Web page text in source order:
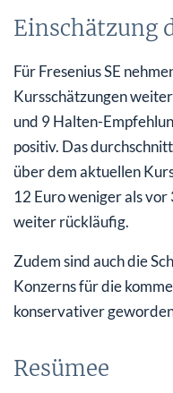
Einschätzung
Für Fresenius SE
Kursschätzungen
und 9 Halten-
positiv. Das
über dem aktuellen
12 Euro weniger als
weiter rückläufig.
Zudem sind auch die
Konzerns für die
konservativer
Resümee